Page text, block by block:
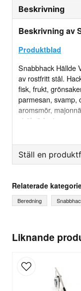
Liknande
Beskrivning
Beskrivning av
Produktblad
Snabbhack Hällde
av rostfritt stål.
fisk, frukt,
parmesan, svamp,
aromsmör,
ströbröd, etc.
Anslutning: 220-
Hastighet: 150
Funktion:
Ställ en
Fråga oss
Ditt namn
email
E-postadress
Relaterade
Beredning